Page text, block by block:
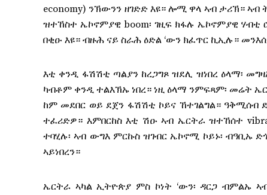
economy) ንኽውንን ዘገድድ እዩ። ሎሚ ዋላ ኣብ ታሪኽ።
ዝተኸስተ ኤኮኖምያዊ boom፡ ገዚፍ ክፋሉ ኤኮኖምያዊ
በቂዑ እዩ። ብዙሕ ናይ ስራሕ ዕድል ‘ውን ክፈጥር ኪኢሉ።
እቲ ቀንዲ ፋሽሽቲ ጣልያን ከረጋግጾ ዝደሊ ዝነበረ ዕላማ፡
ካብቶም ቀንዲ ተልእኽኡ ነበረ። ነዚ ዕላማ ንምፍጻም፡ መሬት
ከም መደበር ወይ ደጀን ፋሽሽቲ ኮይና ኸተገልግል። ዓቅሚሰብ
ተፈሪድዎ። እምበርከስ እቲ ሽዑ ኣብ ኤርትራ ዝተኸሰተ
ተባሂሉ፡ ኣብ ውግእ ምርኩስ ዝገብር ኤኮኖሚ ኮይኑ፡ ብዓቢኡ
ኣይነበረን።
ኤርትራ ኣካል ኢትዮጵያ ምስ ኮነት ‘ውን፡ ዳርጋ ብምልኡ